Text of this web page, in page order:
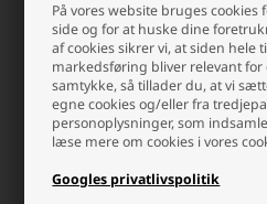
På vores website bruges
side og for at huske dine
af cookies sikrer vi, at siden hele
markedsføring bliver relevant for
samtykke, så tillader du, at vi
egne cookies og/eller fra
personoplysninger, som
læse mere om cookies i vores
Googles privatlivspolitik
Pakker bestilt man-tor
inden kl.15.30 og fre
kl.14.00 sendes samme dag.